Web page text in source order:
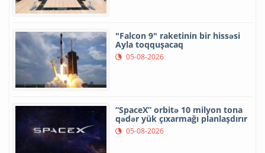
"Falcon 9" raketinin bir hissəsi
Ayla toqquşacaq
05-08-2026
“SpaceX” orbitə 10 milyon tona
qədər yük çıxarmağı planlaşdırır
05-08-2026